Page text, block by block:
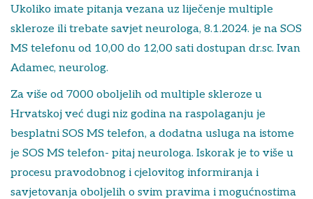
Ukoliko imate pitanja vezana uz liječenje multiple
skleroze ili trebate savjet neurologa, 8.1.2024. je na SOS
MS telefonu od 10,00 do 12,00 sati dostupan dr.sc. Ivan
Adamec, neurolog.
Za više od 7000 oboljelih od multiple skleroze u
Hrvatskoj već dugi niz godina na raspolaganju je
besplatni SOS MS telefon, a dodatna usluga na istome
je SOS MS telefon- pitaj neurologa. Iskorak je to više u
procesu pravodobnog i cjelovitog informiranja i
savjetovanja oboljelih o svim pravima i mogućnostima